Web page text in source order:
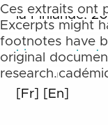
la Finlande,
Lien vers le
[Fr] [En]
Ces extraits ont
notes de bas et
reprises. Merci
documents
travaux
Excerpts might
footnotes have
original
research.